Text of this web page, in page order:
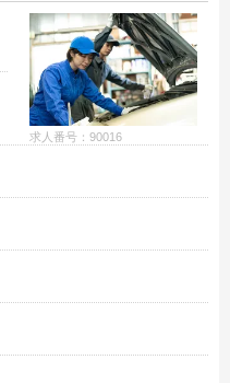
求人番号：90016